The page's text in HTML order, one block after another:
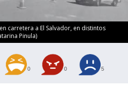
carretera a El Salvador, en distintos
Pinula)
0 0 5